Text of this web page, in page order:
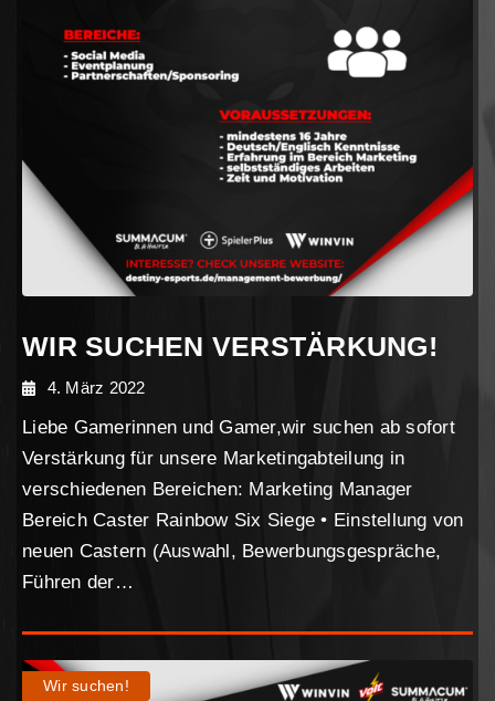
WIR SUCHEN VERSTÄRKUNG!
4. März 2022
Liebe Gamerinnen und Gamer,wir suchen ab sofort
Verstärkung für unsere Marketingabteilung in
verschiedenen Bereichen: Marketing Manager
Bereich Caster Rainbow Six Siege • Einstellung von
neuen Castern (Auswahl, Bewerbungsgespräche,
Führen der…
Wir suchen!